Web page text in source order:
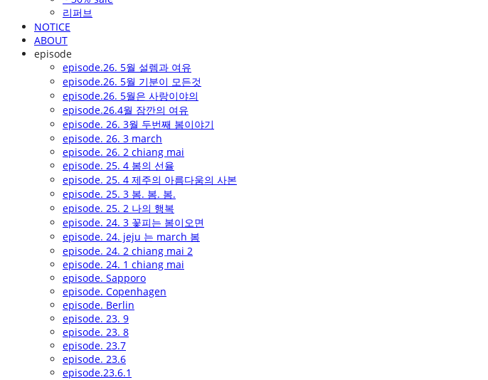
리퍼브
NOTICE
ABOUT
episode
episode.26. 5월 설렘과 여유
episode.26. 5월 기분이 모든것
episode.26. 5월은 사랑이야의
episode.26.4월 잠깐의 여유
episode. 26. 3월 두번째 봄이야기
episode. 26. 3 march
episode. 26. 2 chiang mai
episode. 25. 4 봄의 선율
episode. 25. 4 제주의 아름다움의 사본
episode. 25. 3 봄. 봄. 봄.
episode. 25. 2 나의 행복
episode. 24. 3 꽃피는 봄이오면
episode. 24. jeju 는 march 봄
episode. 24. 2 chiang mai 2
episode. 24. 1 chiang mai
episode. Sapporo
episode. Copenhagen
episode. Berlin
episode. 23. 9
episode. 23. 8
episode. 23.7
episode. 23.6
episode.23.6.1